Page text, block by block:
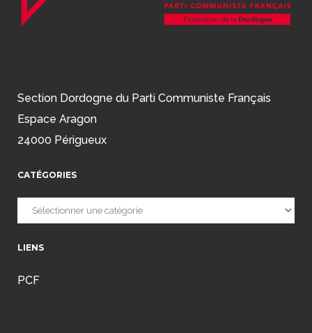
Section Dordogne du Parti Communiste Français
Espace Aragon
24000 Périgueux
CATÉGORIES
Catégories
LIENS
PCF